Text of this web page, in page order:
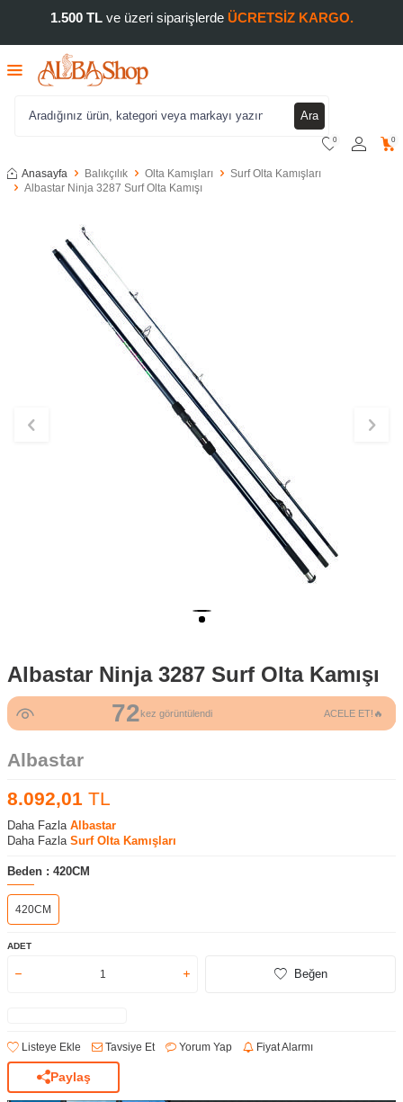
1.500 TLve üzeri siparişlerde ÜCRETSİZ KARGO.
Ara
0 0
Anasayfa Balıkçılık Olta Kamışları
Surf Olta Kamışları
Albastar Ninja 3287 Surf Olta Kamışı
Albastar Ninja 3287 Surf Olta Kamışı
72kez görüntülendi ACELE ET!🔥
Albastar
8.092,01 TL
Daha Fazla Albastar
Daha Fazla Surf Olta Kamışları
Beden : 420CM
420CM
ADET
Beğen
Listeye Ekle Tavsiye Et Yorum Yap Fiyat Alarmı
Paylaş